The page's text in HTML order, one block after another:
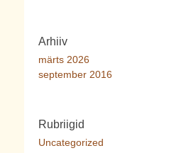
Arhiiv
märts 2026
september 2016
Rubriigid
Uncategorized